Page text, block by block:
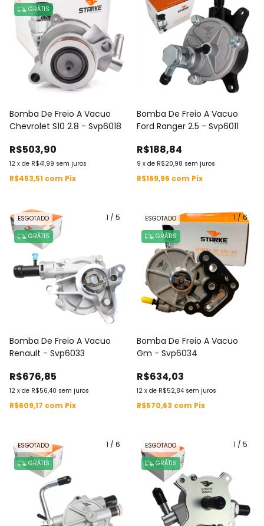
GRÁTIS
Bomba De Freio A Vacuo
Chevrolet S10 2.8 - Svp6018
R$503,90
12 x de R$41,99 sem juros
R$453,51 com Pix
Bomba De Freio A Vacuo
Ford Ranger 2.5 - Svp6011
R$188,84
9 x de R$20,98 sem juros
R$169,96 com Pix
1 / 5
ESGOTADO
GRÁTIS
Bomba De Freio A Vacuo
Renault - Svp6033
R$676,85
12 x de R$56,40 sem juros
R$609,17 com Pix
1 / 6
ESGOTADO
GRÁTIS
Bomba De Freio A Vacuo
Gm - Svp6034
R$634,03
12 x de R$52,84 sem juros
R$570,63 com Pix
1 / 6
ESGOTADO
GRÁTIS
1 / 5
ESGOTADO
GRÁTIS